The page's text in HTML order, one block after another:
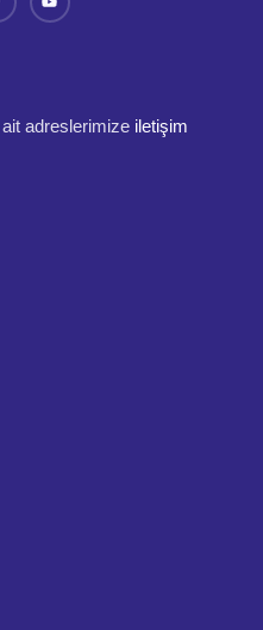
adreslerimize iletişim